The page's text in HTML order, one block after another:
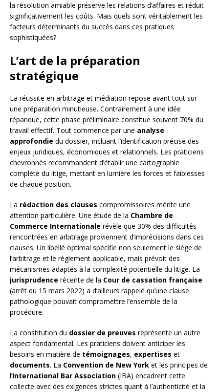
la résolution amiable préserve les relations d’affaires et réduit
significativement les coûts. Mais quels sont véritablement les
facteurs déterminants du succès dans ces pratiques
sophistiquées?
L’art de la préparation
stratégique
La réussite en arbitrage et médiation repose avant tout sur
une préparation minutieuse. Contrairement à une idée
répandue, cette phase préliminaire constitue souvent 70% du
travail effectif. Tout commence par une analyse
approfondie du dossier, incluant l’identification précise des
enjeux juridiques, économiques et relationnels. Les praticiens
chevronnés recommandent d’établir une cartographie
complète du litige, mettant en lumière les forces et faiblesses
de chaque position.
La rédaction des clauses compromissoires mérite une
attention particulière. Une étude de la Chambre de
Commerce Internationale révèle que 30% des difficultés
rencontrées en arbitrage proviennent d’imprécisions dans ces
clauses. Un libellé optimal spécifie non seulement le siège de
l’arbitrage et le règlement applicable, mais prévoit des
mécanismes adaptés à la complexité potentielle du litige. La
jurisprudence récente de la Cour de cassation française
(arrêt du 15 mars 2022) a d’ailleurs rappelé qu’une clause
pathologique pouvait compromettre l’ensemble de la
procédure.
La constitution du dossier de preuves représente un autre
aspect fondamental. Les praticiens doivent anticiper les
besoins en matière de témoignages, expertises et
documents. La Convention de New York et les principes de
l’International Bar Association (IBA) encadrent cette
collecte avec des exigences strictes quant à l’authenticité et la